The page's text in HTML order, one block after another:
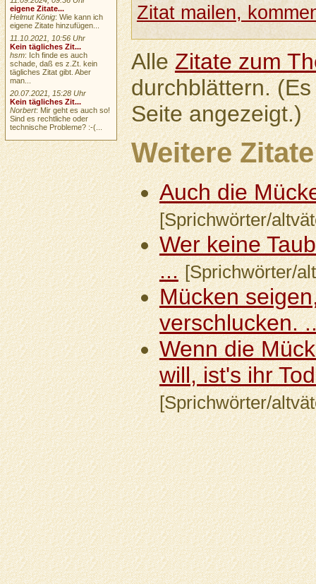
Zitat mailen,
AlleZitate zum
durchblättern.
Seite angezeigt.)
Weitere Zitate
Auch die
[Sprichwörter/
Wer keine
... [Sprichwörter/
Mücken
verschlucken.
Wenn die
will, ist's ihr
[Sprichwörter/
eigene Zitate...
Helmut König: Wie kann ich
eigene Zitate hinzufügen...
11.10.2021, 10:56 Uhr
Kein tägliches Zit...
hsm: Ich finde es auch
schade, daß es z.Zt. kein
tägliches Zitat gibt. Aber
man...
20.07.2021, 15:28 Uhr
Kein tägliches Zit...
Norbert: Mir geht es auch so!
Sind es rechtliche oder
technische Probleme? :-(...